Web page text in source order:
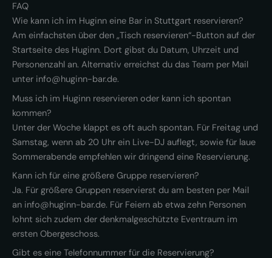
FAQ
Wie kann ich im Huginn eine Bar in Stuttgart reservieren?
Am einfachsten über den „Tisch reservieren“-Button auf der
Startseite des Huginn. Dort gibst du Datum, Uhrzeit und
Personenzahl an. Alternativ erreichst du das Team per Mail
unter info@huginn-bar.de.
Muss ich im Huginn reservieren oder kann ich spontan
kommen?
Unter der Woche klappt es oft auch spontan. Für Freitag und
Samstag, wenn ab 20 Uhr ein Live-DJ auflegt, sowie für laue
Sommerabende empfehlen wir dringend eine Reservierung.
Kann ich für eine größere Gruppe reservieren?
Ja. Für größere Gruppen reservierst du am besten per Mail
an info@huginn-bar.de. Für Feiern ab etwa zehn Personen
lohnt sich zudem der denkmalgeschützte Eventraum im
ersten Obergeschoss.
Gibt es eine Telefonnummer für die Reservierung?